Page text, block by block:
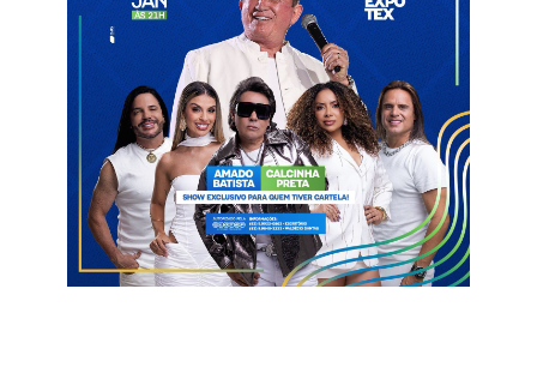
Josué, Fabrício, Gabriel (Gabriel Pernambucano), Guto e Tadeu;
Renê (Negrito), Thalison e Felipinho (Clebson); Rogério
(Abnner), Vitinho e Pingo (Riquelme). Técnico- Felipe Soares
Árbitro: Josimarques Domingos Lins
Assistentes: Rafael Guedes de Lima e Adailton Anacleto